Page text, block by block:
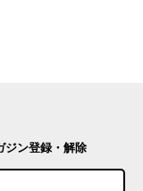
ジン登録・解除